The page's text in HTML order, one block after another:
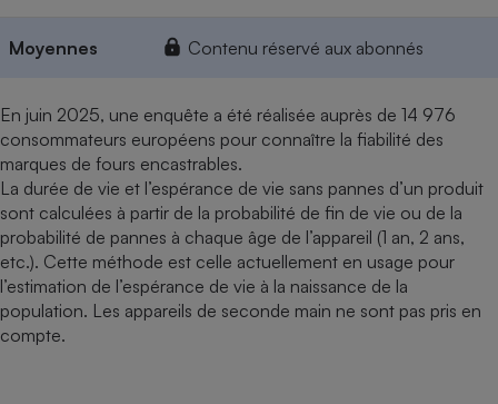
Moyennes Contenu réservé aux abonnés
En juin 2025, une enquête a été réalisée auprès de 14 976
consommateurs européens pour connaître la fiabilité des
marques de fours encastrables.
La durée de vie et l’espérance de vie sans pannes d’un produit
sont calculées à partir de la probabilité de fin de vie ou de la
probabilité de pannes à chaque âge de l’appareil (1 an, 2 ans,
etc.). Cette méthode est celle actuellement en usage pour
l’estimation de l’espérance de vie à la naissance de la
population. Les appareils de seconde main ne sont pas pris en
compte.